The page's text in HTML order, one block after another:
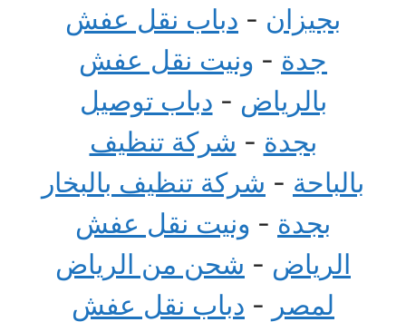
بجيزان - دباب نقل عفش
جدة - ونيت نقل عفش
بالرياض - دباب توصيل
بجدة - شركة تنظيف
بالباحة - شركة تنظيف بالبخار
بجدة - ونيت نقل عفش
الرياض - شحن من الرياض
لمصر - دباب نقل عفش